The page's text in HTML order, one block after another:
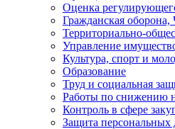
Оценка
Гражданская оборона,
Территориально-
Управление
Культура, спорт и
Образование
Труд и социальная
Работы по снижению
Контроль в сфере
Защита персональных